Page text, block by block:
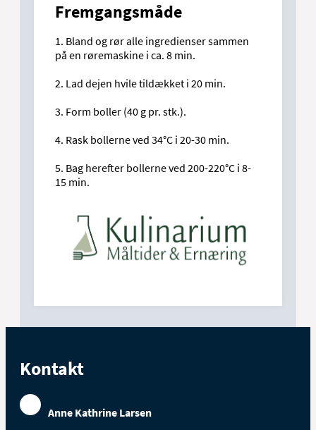
Fremgangsmåde
1. Bland og rør alle ingredienser sammen
på en røremaskine i ca. 8 min.
2. Lad dejen hvile tildækket i 20 min.
3. Form boller (40 g pr. stk.).
4. Rask bollerne ved 34°C i 20-30 min.
5. Bag herefter bollerne ved 200-220°C i 8-
15 min.
Kontakt
Anne Kathrine Larsen